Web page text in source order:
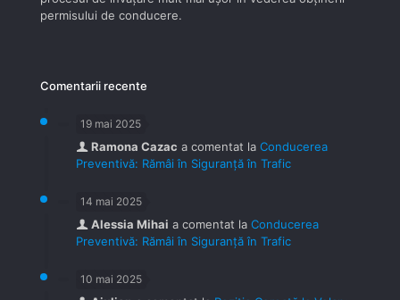
permisului de conducere.
Comentarii recente
19 mai 2025
Ramona Cazac a comentat la Conducerea
Preventivă: Rămâi în Siguranță în Trafic
14 mai 2025
Alessia Mihai a comentat la Conducerea
Preventivă: Rămâi în Siguranță în Trafic
10 mai 2025